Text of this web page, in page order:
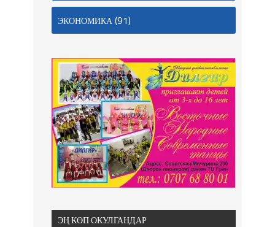
ЭКОНОМИКА(91)
ЭҢ КӨП ОКУЛГАНДАР